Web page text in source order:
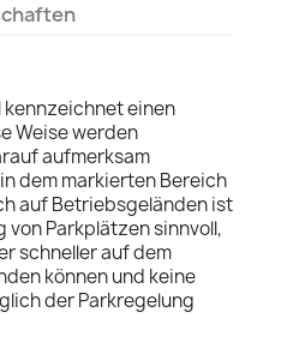
kennzeichnet einen
Weise werden
aufmerksam
dem markierten Bereich
auf Betriebsgeländen ist
von Parkplätzen sinnvoll,
schneller auf dem
können und keine
der Parkregelung